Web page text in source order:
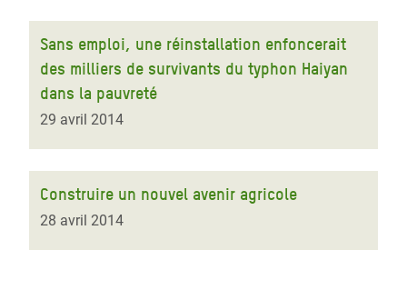
Sans emploi, une réinstallation enfoncerait
des milliers de survivants du typhon Haiyan
dans la pauvreté
29 avril 2014
Construire un nouvel avenir agricole
28 avril 2014